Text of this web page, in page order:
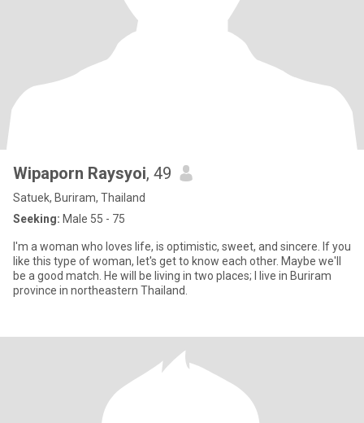
Wipaporn Raysyoi, 49
Satuek, Buriram, Thailand
Seeking: Male 55 - 75
I'm a woman who loves life, is optimistic, sweet, and sincere. If you
like this type of woman, let's get to know each other. Maybe we'll
be a good match. He will be living in two places; I live in Buriram
province in northeastern Thailand.